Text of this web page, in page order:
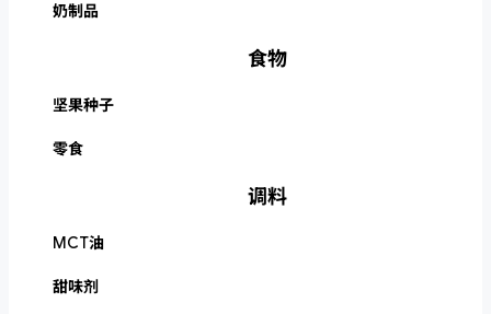
奶制品
食物
坚果种子
零食
调料
MCT油
甜味剂